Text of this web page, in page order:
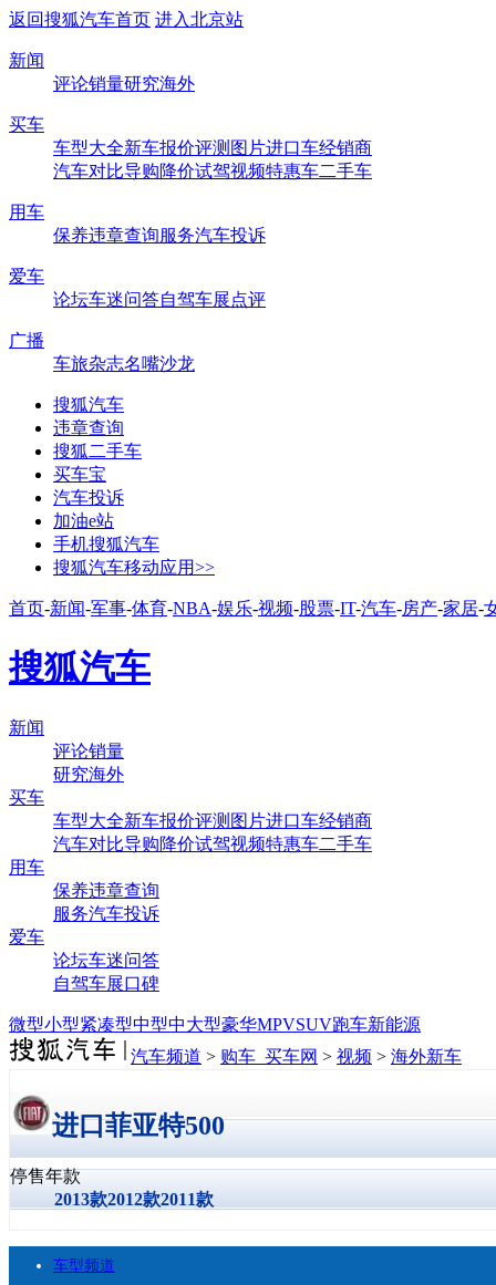
返回搜狐汽车首页 进入北京站
新闻
评论销量研究海外
买车
车型大全新车报价评测 图片进口车经销商
汽车对比导购降价试驾视频特惠车二手车
用车
保养违章查询服务汽车投诉
爱车
论坛车迷问答自驾车展点评
广播
车旅杂志名嘴沙龙
搜狐汽车
违章查询
搜狐二手车
买车宝
汽车投诉
加油e站
手机搜狐汽车
搜狐汽车移动应用>>
首页-新闻-军事-体育-NBA-娱乐-视频-股票-IT-汽车-房产-家居-
搜狐汽车
新闻
评论销量
研究海外
买车
车型大全新车报价评测 图片进口车经销商
汽车对比导购降价试驾视频特惠车二手车
用车
保养违章查询
服务汽车投诉
爱车
论坛车迷问答
自驾车展口碑
微型小型紧凑型中型中大型豪华MPVSUV跑车新能源
汽车频道 > 购车_买车网 > 视频 > 海外新车
进口菲亚特500
停售年款
2013款2012款2011款
车型频道